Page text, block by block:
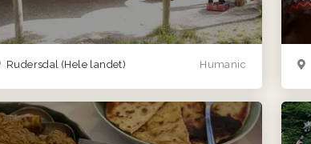
Humanic
Rudersdal (Hele landet)